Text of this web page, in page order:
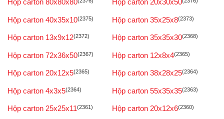
Hộp carton 80x80x80 Hộp carton 20x30x50
Hộp carton 40x35x10(2375) Hộp carton 35x25x8(2373)
Hộp carton 13x9x12(2372) Hộp carton 35x35x30(2368)
Hộp carton 72x36x50(2367) Hộp carton 12x8x4(2365)
Hộp carton 20x12x5(2365) Hộp carton 38x28x25(2364)
Hộp carton 4x3x5(2364) Hộp carton 55x35x35(2363)
Hộp carton 25x25x11(2361) Hộp carton 20x12x6(2360)